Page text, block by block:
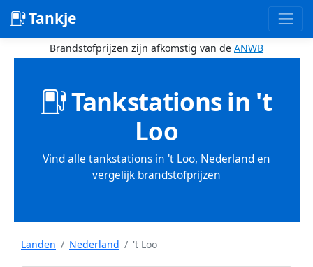
Tankje
Brandstofprijzen zijn afkomstig van de ANWB
Tankstations in 't
Loo
Vind alle tankstations in 't Loo, Nederland en
vergelijk brandstofprijzen
Landen Nederland 't Loo